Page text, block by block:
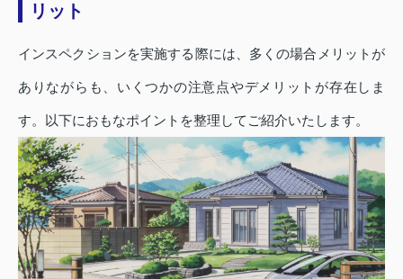
リット
インスペクションを実施する際には、多くの場合メリットが
ありながらも、いくつかの注意点やデメリットが存在しま
す。以下におもなポイントを整理してご紹介いたします。